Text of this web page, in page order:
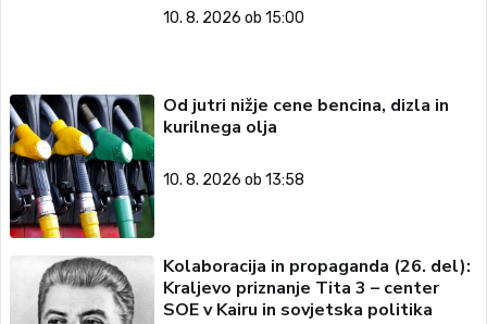
10. 8. 2026 ob 15:00
Od jutri nižje cene bencina, dizla in
kurilnega olja
10. 8. 2026 ob 13:58
Kolaboracija in propaganda (26. del):
Kraljevo priznanje Tita 3 – center
SOE v Kairu in sovjetska politika